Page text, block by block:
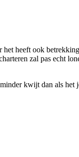
heeft ook
zal pas echt
kwijt dan als